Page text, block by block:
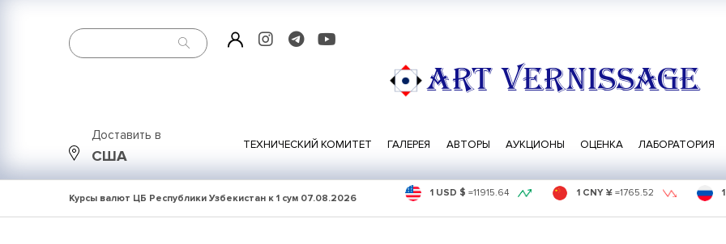
ART VERNISSAGE
Доставить в
США
ТЕХНИЧЕСКИЙ КОМИТЕТ ГАЛЕРЕЯ АВТОРЫ АУКЦИОНЫ ОЦЕНКА ЛАБОРАТОРИЯ
Курсы валют ЦБ Республики Узбекистан к 1 сум 07.08.2026 1 USD $ =11915.64 1 CNY ¥ =1765.52